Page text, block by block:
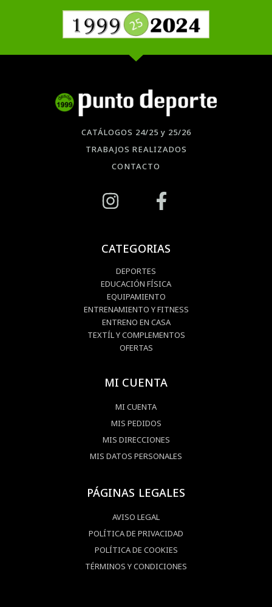
CATÁLOGOS 24/25 y 25/26
TRABAJOS REALIZADOS
CONTACTO
CATEGORIAS
DEPORTES
EDUCACIÓN FÍSICA
EQUIPAMIENTO
ENTRENAMIENTO Y FITNESS
ENTRENO EN CASA
TEXTÍL Y COMPLEMENTOS
OFERTAS
MI CUENTA
MI CUENTA
MIS PEDIDOS
MIS DIRECCIONES
MIS DATOS PERSONALES
PÁGINAS LEGALES
AVISO LEGAL
POLÍTICA DE PRIVACIDAD
POLÍTICA DE COOKIES
TÉRMINOS Y CONDICIONES